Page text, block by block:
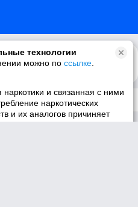
технологии
можно по ссылке
наркотики и связанная с ними
наркотических
и их аналогов причиняет